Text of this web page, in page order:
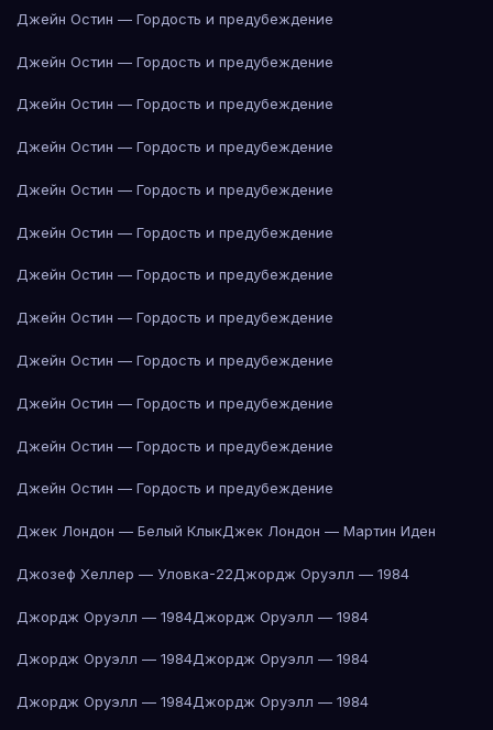
Джейн Остин — Гордость и предубеждение
Джейн Остин — Гордость и предубеждение
Джейн Остин — Гордость и предубеждение
Джейн Остин — Гордость и предубеждение
Джейн Остин — Гордость и предубеждение
Джейн Остин — Гордость и предубеждение
Джейн Остин — Гордость и предубеждение
Джейн Остин — Гордость и предубеждение
Джейн Остин — Гордость и предубеждение
Джейн Остин — Гордость и предубеждение
Джейн Остин — Гордость и предубеждение
Джейн Остин — Гордость и предубеждение
Джек Лондон — Белый КлыкДжек Лондон — Мартин Иден
Джозеф Хеллер — Уловка-22Джордж Оруэлл — 1984
Джордж Оруэлл — 1984Джордж Оруэлл — 1984
Джордж Оруэлл — 1984Джордж Оруэлл — 1984
Джордж Оруэлл — 1984Джордж Оруэлл — 1984